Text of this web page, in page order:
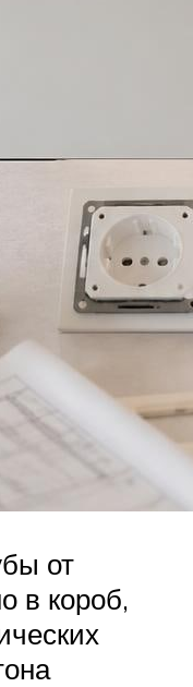
от
в короб,